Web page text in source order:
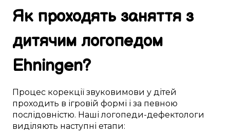
Як проходять заняття з
дитячим логопедом
Ehningen?
Процес корекції звуковимови у дітей
проходить в ігровій формі і за певною
послідовністю. Нашілогопеди-дефектологи
виділяють наступні етапи: